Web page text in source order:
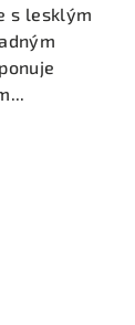
s lesklým